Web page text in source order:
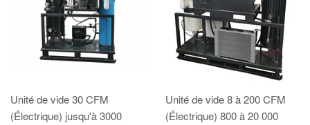
Unité de vide 30 CFM
(Électrique) jusqu'à 3000
Unité de vide 8 à 200 CFM
(Électrique) 800 à 20 000